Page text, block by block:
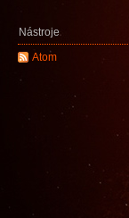
Nástroje
Atom